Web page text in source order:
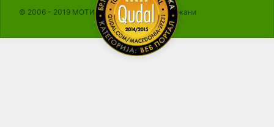
© 2006 - 2019 МОТИКА, Сите права се задржани